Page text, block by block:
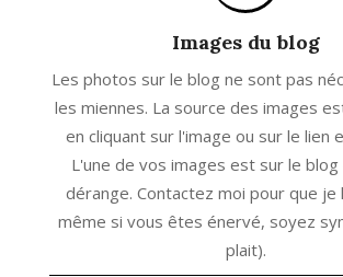
Images du blog
Les photos sur le blog ne sont pas
les miennes. La source des images
en cliquant sur l'image ou sur le lien
L'une de vos images est sur le
dérange. Contactez moi pour que
même si vous êtes énervé, soyez
plait).